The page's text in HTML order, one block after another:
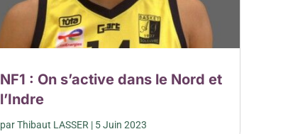
NF1 : On s’active dans le Nord et
l’Indre
parThibaut LASSER| 5 Juin 2023